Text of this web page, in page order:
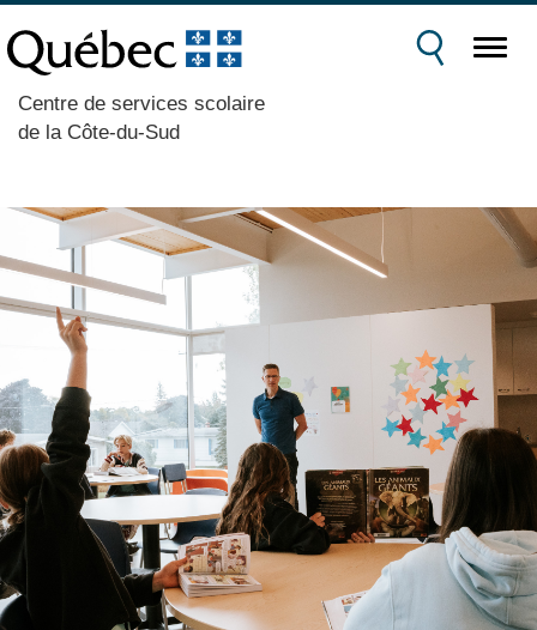
Centre de services scolaire
de la Côte-du-Sud